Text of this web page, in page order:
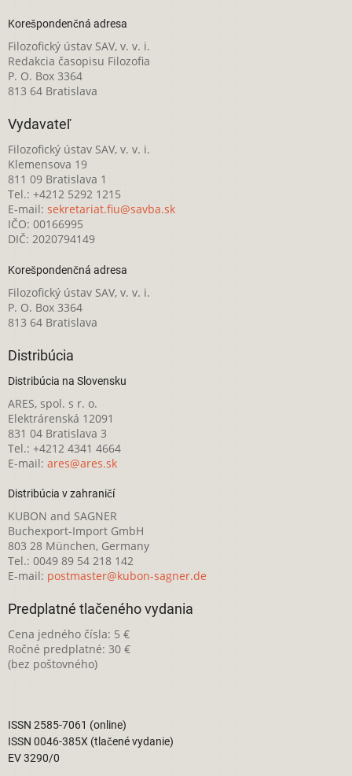
Korešpondenčná adresa
Filozofický ústav SAV, v. v. i.
Redakcia časopisu Filozofia
P. O. Box 3364
813 64 Bratislava
Vydavateľ
Filozofický ústav SAV, v. v. i.
Klemensova 19
811 09 Bratislava 1
Tel.: +4212 5292 1215
E-mail: sekretariat.fiu@savba.sk
IČO: 00166995
DIČ: 2020794149
Korešpondenčná adresa
Filozofický ústav SAV, v. v. i.
P. O. Box 3364
813 64 Bratislava
Distribúcia
Distribúcia na Slovensku
ARES, spol. s r. o.
Elektrárenská 12091
831 04 Bratislava 3
Tel.: +4212 4341 4664
E-mail: ares@ares.sk
Distribúcia v zahraničí
KUBON and SAGNER
Buchexport-Import GmbH
803 28 München, Germany
Tel.: 0049 89 54 218 142
E-mail: postmaster@kubon-sagner.de
Predplatné tlačeného vydania
Cena jedného čísla: 5 €
Ročné predplatné: 30 €
(bez poštovného)
ISSN 2585-7061 (online)
ISSN 0046-385X (tlačené vydanie)
EV 3290/0